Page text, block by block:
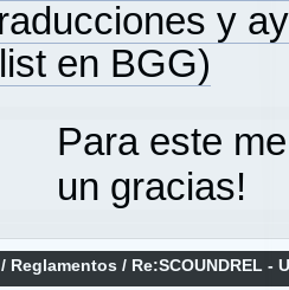
y
en BGG)
Para este
un gracias!
Reglamentos / Re:SCOUNDREL -